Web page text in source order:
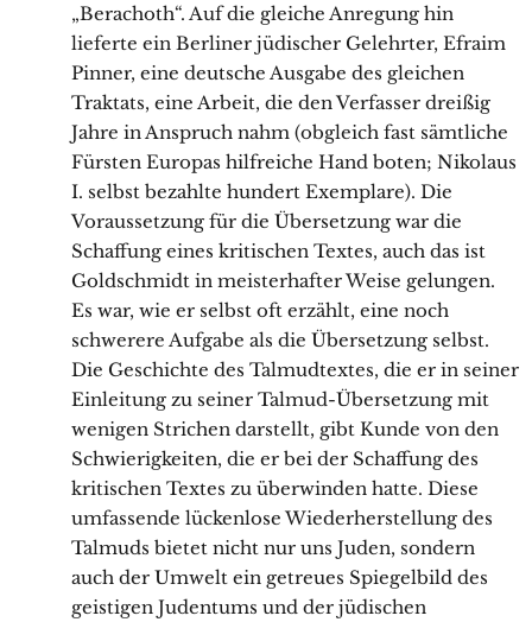
„Berachoth“. Auf die gleiche Anregung hin
lieferte ein Berliner jüdischer Gelehrter, Efraim
Pinner, eine deutsche Ausgabe des gleichen
Traktats, eine Arbeit, die den Verfasser dreißig
Jahre in Anspruch nahm (obgleich fast sämtliche
Fürsten Europas hilfreiche Hand boten; Nikolaus
I. selbst bezahlte hundert Exemplare). Die
Voraussetzung für die Übersetzung war die
Schaffung eines kritischen Textes, auch das ist
Goldschmidt in meisterhafter Weise gelungen.
Es war, wie er selbst oft erzählt, eine noch
schwerere Aufgabe als die Übersetzung selbst.
Die Geschichte des Talmudtextes, die er in seiner
Einleitung zu seiner Talmud-Übersetzung mit
wenigen Strichen darstellt, gibt Kunde von den
Schwierigkeiten, die er bei der Schaffung des
kritischen Textes zu überwinden hatte. Diese
umfassende lückenlose Wiederherstellung des
Talmuds bietet nicht nur uns Juden, sondern
auch der Umwelt ein getreues Spiegelbild des
geistigen Judentums und der jüdischen